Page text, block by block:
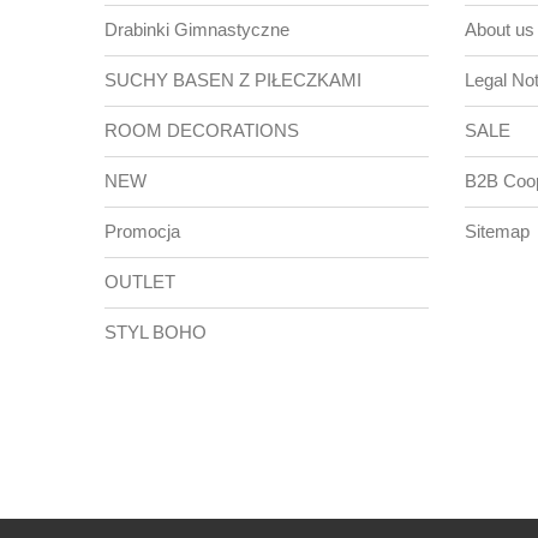
Drabinki Gimnastyczne
SUCHY BASEN Z PIŁECZKAMI
ROOM DECORATIONS
NEW
Promocja
OUTLET
STYL BOHO
About us
Legal
SALE
B2B
Sitemap